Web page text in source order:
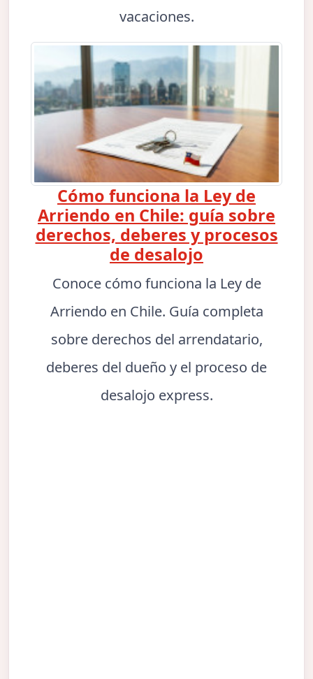
vacaciones.
Cómo funciona la Ley de
Arriendo en Chile: guía sobre
derechos, deberes y procesos
de desalojo
Conoce cómo funciona la Ley de
Arriendo en Chile. Guía completa
sobre derechos del arrendatario,
deberes del dueño y el proceso de
desalojo express.